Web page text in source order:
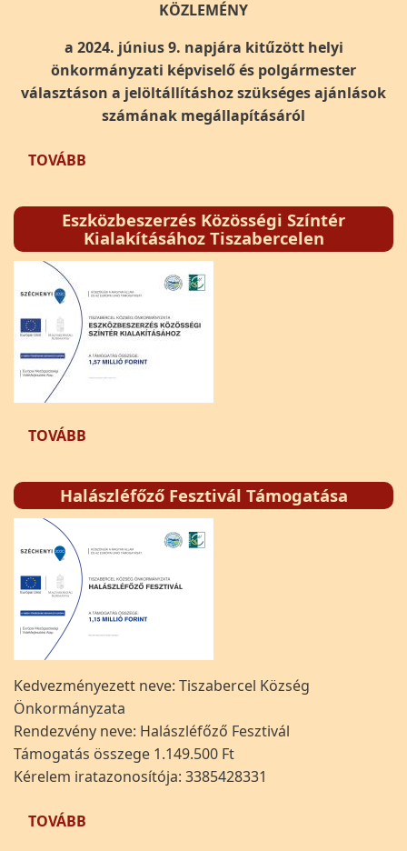
KÖZLEMÉNY
a 2024. június 9. napjára kitűzött helyi
önkormányzati képviselő és polgármester
választáson a jelöltállításhoz szükséges ajánlások
számának megállapításáról
TOVÁBB
Eszközbeszerzés Közösségi Színtér
Kialakításához Tiszabercelen
TOVÁBB
Halászléfőző Fesztivál Támogatása
Kedvezményezett neve: Tiszabercel Község
Önkormányzata
Rendezvény neve: Halászléfőző Fesztivál
Támogatás összege 1.149.500 Ft
Kérelem iratazonosítója: 3385428331
TOVÁBB